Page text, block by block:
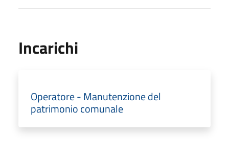
Incarichi
Operatore - Manutenzione del
patrimonio comunale